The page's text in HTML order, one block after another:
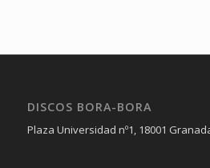
DISCOS BORA-BORA
Plaza Universidad nº1, 18001